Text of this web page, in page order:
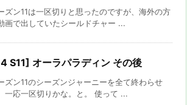
ズン11は一区切りと思ったのですが、海外の方
画で出していたシールドチャー ...
S11] オーラパラディン その後
ズン11のシーズンジャーニーを全て終わらせ
一応一区切りかな。と。 使って ...